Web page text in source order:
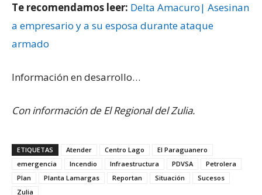
Te recomendamos leer: Delta Amacuro| Asesinan
a empresario y a su esposa durante ataque
armado
Información en desarrollo…
Con información de El Regional del Zulia.
ETIQUETAS Atender Centro Lago
El Paraguanero
emergencia
Incendio Infraestructura PDVSA
Petrolera
Plan
Planta Lamargas Reportan Situación
Sucesos
Zulia